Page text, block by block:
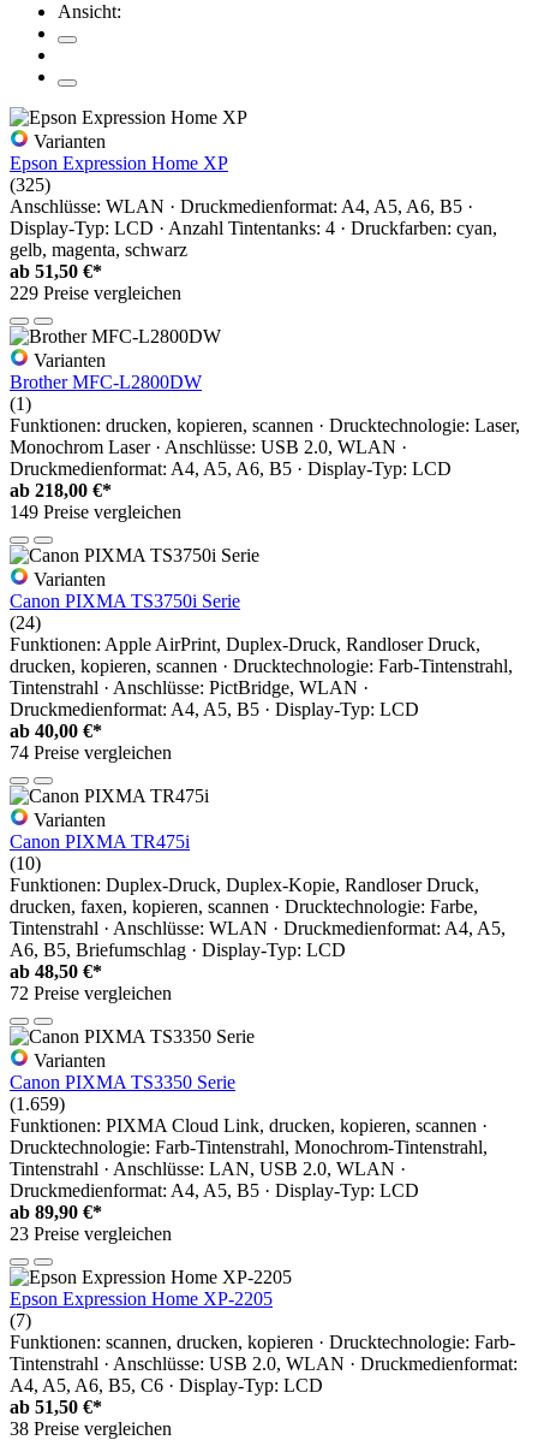
Ansicht:
Varianten
Epson Expression Home XP
(325)
Anschlüsse: WLAN · Druckmedienformat: A4, A5, A6, B5 ·
Display-Typ: LCD · Anzahl Tintentanks: 4 · Druckfarben: cyan,
gelb, magenta, schwarz
ab 51,50 €*
229 Preise vergleichen
Varianten
Brother MFC-L2800DW
(1)
Funktionen: drucken, kopieren, scannen · Drucktechnologie: Laser,
Monochrom Laser · Anschlüsse: USB 2.0, WLAN ·
Druckmedienformat: A4, A5, A6, B5 · Display-Typ: LCD
ab 218,00 €*
149 Preise vergleichen
Varianten
Canon PIXMA TS3750i Serie
(24)
Funktionen: Apple AirPrint, Duplex-Druck, Randloser Druck,
drucken, kopieren, scannen · Drucktechnologie: Farb-Tintenstrahl,
Tintenstrahl · Anschlüsse: PictBridge, WLAN ·
Druckmedienformat: A4, A5, B5 · Display-Typ: LCD
ab 40,00 €*
74 Preise vergleichen
Varianten
Canon PIXMA TR475i
(10)
Funktionen: Duplex-Druck, Duplex-Kopie, Randloser Druck,
drucken, faxen, kopieren, scannen · Drucktechnologie: Farbe,
Tintenstrahl · Anschlüsse: WLAN · Druckmedienformat: A4, A5,
A6, B5, Briefumschlag · Display-Typ: LCD
ab 48,50 €*
72 Preise vergleichen
Varianten
Canon PIXMA TS3350 Serie
(1.659)
Funktionen: PIXMA Cloud Link, drucken, kopieren, scannen ·
Drucktechnologie: Farb-Tintenstrahl, Monochrom-Tintenstrahl,
Tintenstrahl · Anschlüsse: LAN, USB 2.0, WLAN ·
Druckmedienformat: A4, A5, B5 · Display-Typ: LCD
ab 89,90 €*
23 Preise vergleichen
Epson Expression Home XP-2205
(7)
Funktionen: scannen, drucken, kopieren · Drucktechnologie: Farb-
Tintenstrahl · Anschlüsse: USB 2.0, WLAN · Druckmedienformat:
A4, A5, A6, B5, C6 · Display-Typ: LCD
ab 51,50 €*
38 Preise vergleichen